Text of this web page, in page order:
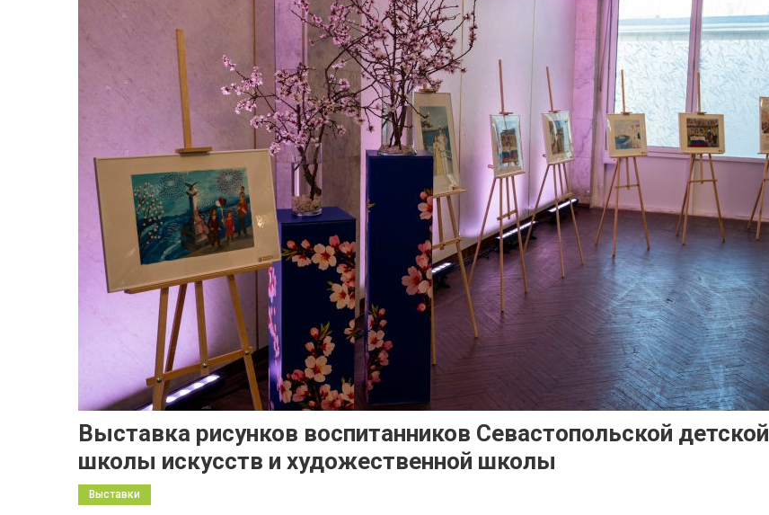
Выставка рисунков воспитанников Севастопольской детской
школы искусств и художественной школы
Выставки